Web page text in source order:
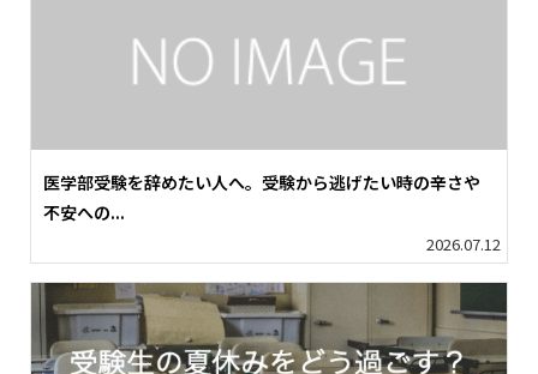
医学部受験を辞めたい人へ。受験から逃げたい時の辛さや
不安への...
2026.07.12